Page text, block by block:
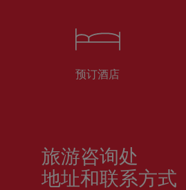
预订酒店
旅游咨询处
地址和联系方式